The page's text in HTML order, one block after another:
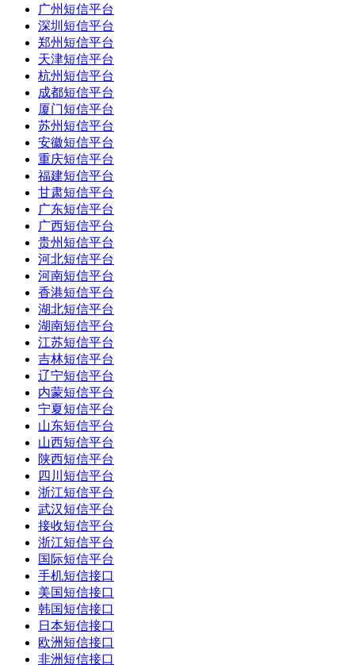
广州短信平台
深圳短信平台
郑州短信平台
天津短信平台
杭州短信平台
成都短信平台
厦门短信平台
苏州短信平台
安徽短信平台
重庆短信平台
福建短信平台
甘肃短信平台
广东短信平台
广西短信平台
贵州短信平台
河北短信平台
河南短信平台
香港短信平台
湖北短信平台
湖南短信平台
江苏短信平台
吉林短信平台
辽宁短信平台
内蒙短信平台
宁夏短信平台
山东短信平台
山西短信平台
陕西短信平台
四川短信平台
浙江短信平台
武汉短信平台
接收短信平台
浙江短信平台
国际短信平台
手机短信接口
美国短信接口
韩国短信接口
日本短信接口
欧洲短信接口
非洲短信接口